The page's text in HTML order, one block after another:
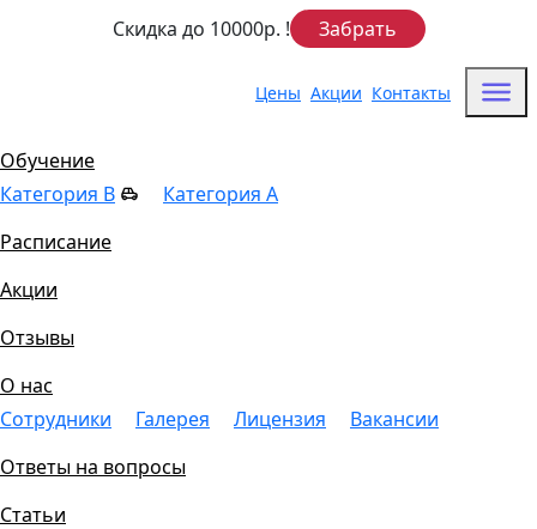
Обучение
Категория B
Категория A
Расписание
Акции
Отзывы
О нас
Сотрудники
Галерея Лицензия
Вакансии
Ответы на вопросы
Статьи
Скидка до 10000р. ! Забрать
Цены Акции Контакты